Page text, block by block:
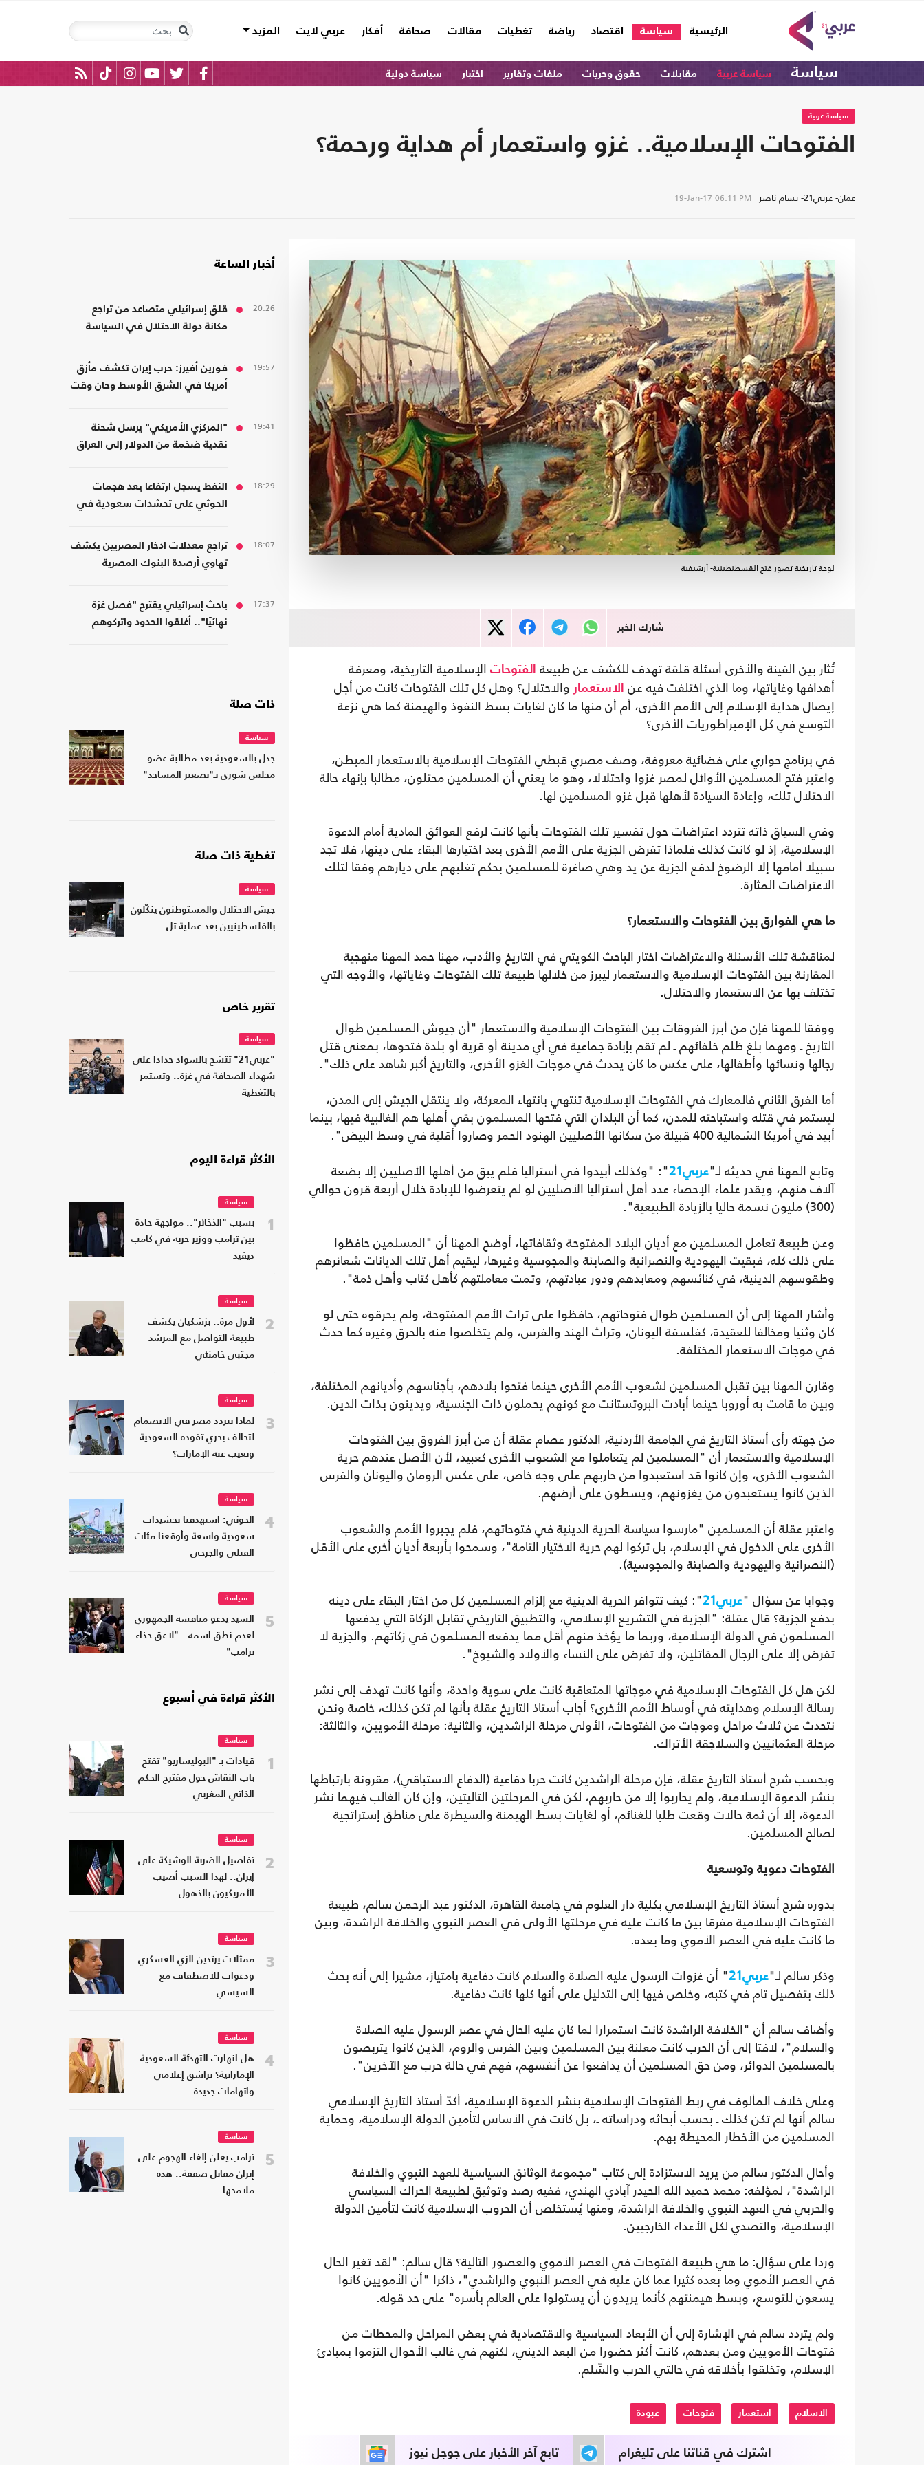
الرئيسية
(current) سياسة اقتصاد رياضة تغطيات مقالات صحافة أفكار عربي لايت المزيد
سياسة سياسة عربية مقابلات حقوق وحريات ملفات وتقارير اختبار سياسة دولية
سياسة عربية
الفتوحات الإسلامية.. غزو واستعمار أم هداية ورحمة؟
عمان- عربي21- بسام ناصر 19-Jan-17 06:11 PM
لوحة تاريخية تصور فتح القسطنطينية- أرشيفية
شارك الخبر
تُثار بين الفينة والأخرى أسئلة قلقة تهدف للكشف عن طبيعة الفتوحات الإسلامية التاريخية، ومعرفة
أهدافها وغاياتها، وما الذي اختلفت فيه عن
الاستعمار والاحتلال؟ وهل كل تلك الفتوحات كانت من أجل
إيصال هداية الإسلام إلى الأمم الأخرى، أم أن منها ما كان لغايات بسط النفوذ والهيمنة كما هي نزعة
التوسع في كل الإمبراطوريات الأخرى؟
في برنامج حواري على فضائية معروفة، وصف مصري قبطي الفتوحات الإسلامية بالاستعمار المبطن،
واعتبر فتح المسلمين الأوائل لمصر غزوا واحتلالا، وهو ما يعني أن المسلمين محتلون، مطالبا بإنهاء حالة
الاحتلال تلك، وإعادة السيادة لأهلها قبل غزو المسلمين لها.
وفي السياق ذاته تتردد اعتراضات حول تفسير تلك الفتوحات بأنها كانت لرفع العوائق المادية أمام الدعوة
الإسلامية، إذ لو كانت كذلك فلماذا تفرض الجزية على الأمم الأخرى بعد اختيارها البقاء على دينها، فلا تجد
سبيلا أمامها إلا الرضوخ لدفع الجزية عن يد وهي صاغرة للمسلمين بحكم تغلبهم على ديارهم وفقا لتلك
الاعتراضات المثارة.
ما هي الفوارق بين الفتوحات والاستعمار؟
لمناقشة تلك الأسئلة والاعتراضات اختار الباحث الكويتي في التاريخ والأدب، مهنا حمد المهنا منهجية
المقارنة بين الفتوحات الإسلامية والاستعمار ليبرز من خلالها طبيعة تلك الفتوحات وغاياتها، والأوجه التي
تختلف بها عن الاستعمار والاحتلال.
ووفقا للمهنا فإن من أبرز الفروقات بين الفتوحات الإسلامية والاستعمار "أن جيوش المسلمين طوال
التاريخ ـ ومهما بلغ ظلم خلفائهم ـ لم تقم بإبادة جماعية في أي مدينة أو قرية أو بلدة فتحوها، بمعنى قتل
رجالها ونسائها وأطفالها، على عكس ما كان يحدث في موجات الغزو الأخرى، والتاريخ أكبر شاهد على ذلك".
أما الفرق الثاني فالمعارك في الفتوحات الإسلامية تنتهي بانتهاء المعركة، ولا ينتقل الجيش إلى المدن،
ليستمر في قتله واستباحته للمدن، كما أن البلدان التي فتحها المسلمون بقي أهلها هم الغالبية فيها، بينما
أبيد في أمريكا الشمالية 400 قبيلة من سكانها الأصليين الهنود الحمر وصاروا أقلية في وسط البيض".
وتابع المهنا في حديثه لـ"عربي21
": "وكذلك أبيدوا في أستراليا فلم يبق من أهلها الأصليين إلا بضعة
آلاف منهم، ويقدر علماء الإحصاء عدد أهل أستراليا الأصليين لو لم يتعرضوا للإبادة خلال أربعة قرون حوالي
(300) مليون نسمة حاليا بالزيادة الطبيعية".
وعن طبيعة تعامل المسلمين مع أديان البلاد المفتوحة وثقافاتها، أوضح المهنا أن "المسلمين حافظوا
على ذلك كله، فبقيت اليهودية والنصرانية والصابئة والمجوسية وغيرها، ليقيم أهل تلك الديانات شعائرهم
وطقوسهم الدينية، في كنائسهم ومعابدهم ودور عبادتهم، وتمت معاملتهم كأهل كتاب وأهل ذمة".
وأشار المهنا إلى أن المسلمين طوال فتوحاتهم، حافظوا على تراث الأمم المفتوحة، ولم يحرقوه حتى لو
كان وثنيا ومخالفا للعقيدة، كفلسفة اليونان، وتراث الهند والفرس، ولم يتخلصوا منه بالحرق وغيره كما حدث
في موجات الاستعمار المختلفة.
وقارن المهنا بين تقبل المسلمين لشعوب الأمم الأخرى حينما فتحوا بلادهم، بأجناسهم وأديانهم المختلفة،
وبين ما قامت به أوروبا حينما أبادت البروتستانت مع كونهم يحملون ذات الجنسية، ويدينون بذات الدين.
من جهته رأى أستاذ التاريخ في الجامعة الأردنية، الدكتور عصام عقلة أن من أبرز الفروق بين الفتوحات
الإسلامية والاستعمار أن "المسلمين لم يتعاملوا مع الشعوب الأخرى كعبيد، لأن الأصل عندهم حرية
الشعوب الأخرى، وإن كانوا قد استعبدوا من حاربهم على وجه خاص، على عكس الرومان واليونان والفرس
الذين كانوا يستعبدون من يغزونهم، ويسطون على أرضهم.
واعتبر عقلة أن المسلمين "مارسوا سياسة الحرية الدينية في فتوحاتهم، فلم يجبروا الأمم والشعوب
الأخرى على الدخول في الإسلام، بل تركوا لهم حرية الاختيار التامة"، وسمحوا بأربعة أديان أخرى على الأقل
(النصرانية واليهودية والصابئة والمجوسية).
وجوابا عن سؤال "عربي21
": كيف تتوافر الحرية الدينية مع إلزام المسلمين كل من اختار البقاء على دينه
بدفع الجزية؟ قال عقلة: "الجزية في التشريع الإسلامي، والتطبيق التاريخي تقابل الزكاة التي يدفعها
المسلمون في الدولة الإسلامية، وربما ما يؤخذ منهم أقل مما يدفعه المسلمون في زكاتهم. والجزية لا
تفرض إلا على الرجال المقاتلين، ولا تفرض على النساء والأولاد والشيوخ".
لكن هل كل الفتوحات الإسلامية في موجاتها المتعاقبة كانت على سوية واحدة، وأنها كانت تهدف إلى نشر
رسالة الإسلام وهدايته في أوساط الأمم الأخرى؟ أجاب أستاذ التاريخ عقلة بأنها لم تكن كذلك، خاصة ونحن
نتحدث عن ثلاث مراحل وموجات من الفتوحات، الأولى مرحلة الراشدين، والثانية: مرحلة الأمويين، والثالثة:
مرحلة العثمانيين والسلاجقة الأتراك.
وبحسب شرح أستاذ التاريخ عقلة، فإن مرحلة الراشدين كانت حربا دفاعية (الدفاع الاستباقي)، مقرونة بارتباطها
بنشر الدعوة الإسلامية، ولم يحاربوا إلا من حاربهم، لكن في المرحلتين التاليتين، وإن كان الغالب فيهما نشر
الدعوة، إلا أن ثمة حالات وقعت طلبا للغنائم، أو لغايات بسط الهيمنة والسيطرة على مناطق إستراتجية
لصالح المسلمين.
الفتوحات دعوية وتوسعية
بدوره شرح أستاذ التاريخ الإسلامي بكلية دار العلوم في جامعة القاهرة، الدكتور عبد الرحمن سالم، طبيعة
الفتوحات الإسلامية مفرقا بين ما كانت عليه في مرحلتها الأولى في العصر النبوي والخلافة الراشدة، وبين
ما كانت عليه في العصر الأموي وما بعده.
وذكر سالم لـ"عربي21
" أن غزوات الرسول عليه الصلاة والسلام كانت دفاعية بامتياز، مشيرا إلى أنه بحث
ذلك بتفصيل تام في كتبه، وخلص فيها إلى التدليل على أنها كلها كانت دفاعية.
وأضاف سالم أن "الخلافة الراشدة كانت استمرارا لما كان عليه الحال في عصر الرسول عليه الصلاة
والسلام"، لافتا إلى أن الحرب كانت معلنة بين المسلمين وبين الفرس والروم، الذين كانوا يتربصون
بالمسلمين الدوائر، ومن حق المسلمين أن يدافعوا عن أنفسهم، فهم في حالة حرب مع الآخرين".
وعلى خلاف المألوف في ربط الفتوحات الإسلامية بنشر الدعوة الإسلامية، أكدّ أستاذ التاريخ الإسلامي
سالم أنها لم تكن كذلك ـ بحسب أبحاثه ودراساته ـ، بل كانت في الأساس لتأمين الدولة الإسلامية، وحماية
المسلمين من الأخطار المحيطة بهم.
وأحال الدكتور سالم من يريد الاستزادة إلى كتاب "مجموعة الوثائق السياسية للعهد النبوي والخلافة
الراشدة"، لمؤلفه: محمد حميد الله الحيدر آبادي الهندي، ففيه رصد وتوثيق لطبيعة الحراك السياسي
والحربي في العهد النبوي والخلافة الراشدة، ومنها يُستخلص أن الحروب الإسلامية كانت لتأمين الدولة
الإسلامية، والتصدي لكل الأعداء الخارجيين.
وردا على سؤال: ما هي طبيعة الفتوحات في العصر الأموي والعصور التالية؟ قال سالم: "لقد تغير الحال
في العصر الأموي وما بعده كثيرا عما كان عليه في العصر النبوي والراشدي"، ذاكرا "أن الأمويين كانوا
يسعون للتوسع، وبسط هيمنتهم كأنما يريدون أن يستولوا على العالم بأسره" على حد قوله.
ولم يتردد سالم في الإشارة إلى أن الأبعاد السياسية والاقتصادية في بعض المراحل والمحطات من
فتوحات الأمويين ومن بعدهم، كانت أكثر حضورا من البعد الديني، لكنهم في غالب الأحوال التزموا بمبادئ
الإسلام، وتخلقوا بأخلاقه في حالتي الحرب والسِّلم.
الاسلام استعمار فتوحات عبودة
تابع آخر الأخبار على جوجل نيوز اشترك في قناتنا على تليغرام
أخبار الساعة
20:26
قلق إسرائيلي متصاعد من تراجع
مكانة دولة الاحتلال في السياسة
19:57
فورين أفيرز: حرب إيران تكشف مأزق
أمريكا في الشرق الأوسط وحان وقت
19:41
"المركزي الأمريكي" يرسل شحنة
نقدية ضخمة من الدولار إلى العراق
18:29
النفط يسجل ارتفاعا بعد هجمات
الحوثي على تحشدات سعودية في
18:07
تراجع معدلات ادخار المصريين يكشف
تهاوي أرصدة البنوك المصرية
17:37
باحث إسرائيلي يقترح "فصل غزة
نهائيًا".. أغلقوا الحدود واتركوهم
ذات صلة
سياسة
جدل بالسعودية بعد مطالبة عضو
مجلس شورى بـ"تصغير المساجد"
تغطية ذات صلة
سياسة
جيش الاحتلال والمستوطنون ينكّلون
بالفلسطينيين بعد عملية تل
تقرير خاص
سياسة
"عربي21" تتشح بالسواد حدادا على
شهداء الصحافة في غزة.. وتستمر
بالتغطية
الأكثر قراءة اليوم
1
سياسة
بسبب "الذخائر".. مواجهة حادة
بين ترامب ووزير حربه في كامب
ديفيد
2
سياسة
لأول مرة.. بزشكيان يكشف
طبيعة التواصل مع المرشد
مجتبى خامنئي
3
سياسة
لماذا تتردد مصر في الانضمام
لتحالف بحري تقوده السعودية
وتغيب عنه الإمارات؟
4
سياسة
الحوثي: استهدفنا تحشيدات
سعودية واسعة وأوقعنا مئات
القتلى والجرحى
5
سياسة
السيد يدعو منافسه الجمهوري
لعدم نطق اسمه.. "لاعق حذاء
ترامب"
الأكثر قراءة في أسبوع
1
سياسة
قيادات بـ "البوليساريو" تفتح
باب النقاش حول مقترح الحكم
الذاتي المغربي
2
سياسة
تفاصيل الضربة الوشيكة على
إيران.. لهذا السبب أصيب
الأمريكيون بالذهول
3
سياسة
ممثلات يرتدين الزي العسكري..
ودعوات للاصطفاف مع
السيسي
4
سياسة
هل انهارت التهدئة السعودية
الإماراتية؟ تراشق إعلامي
واتهامات جديدة
5
سياسة
ترامب يعلن إلغاء الهجوم على
إيران مقابل صفقة.. هذه
ملامحها